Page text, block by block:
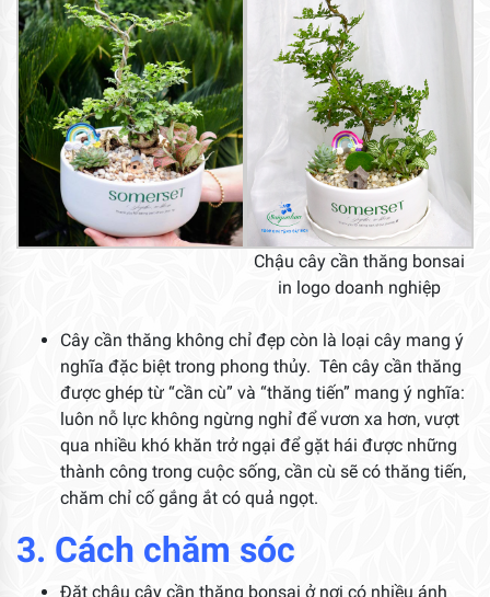
Chậu cây cần thăng bonsai
in logo doanh nghiệp
Cây cần thăng không chỉ đẹp còn là loại cây mang ý
nghĩa đặc biệt trong phong thủy. Tên cây cần thăng
được ghép từ “cần cù” và “thăng tiến” mang ý nghĩa:
luôn nỗ lực không ngừng nghỉ để vươn xa hơn, vượt
qua nhiều khó khăn trở ngại để gặt hái được những
thành công trong cuộc sống, cần cù sẽ có thăng tiến,
chăm chỉ cố gắng ắt có quả ngọt.
3. Cách chăm sóc
Đặt chậu cây cần thăng bonsai ở nơi có nhiều ánh